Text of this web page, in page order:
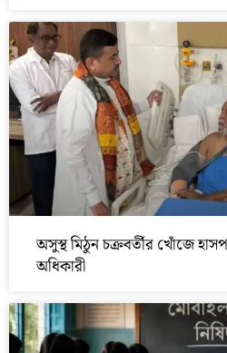
অসুস্থ মিঠুন চক্রবর্তীর খোঁজে
অধিকারী